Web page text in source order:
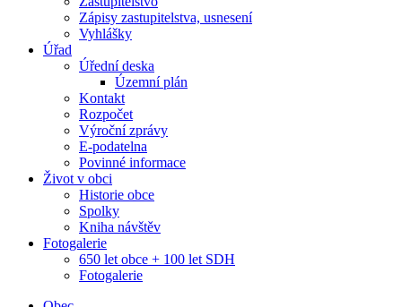
Zápisy zastupitelstva, usnesení
Vyhlášky
Úřad
Úřední deska
Územní plán
Kontakt
Rozpočet
Výroční zprávy
E-podatelna
Povinné informace
Život v obci
Historie obce
Spolky
Kniha návštěv
Fotogalerie
650 let obce + 100 let SDH
Fotogalerie